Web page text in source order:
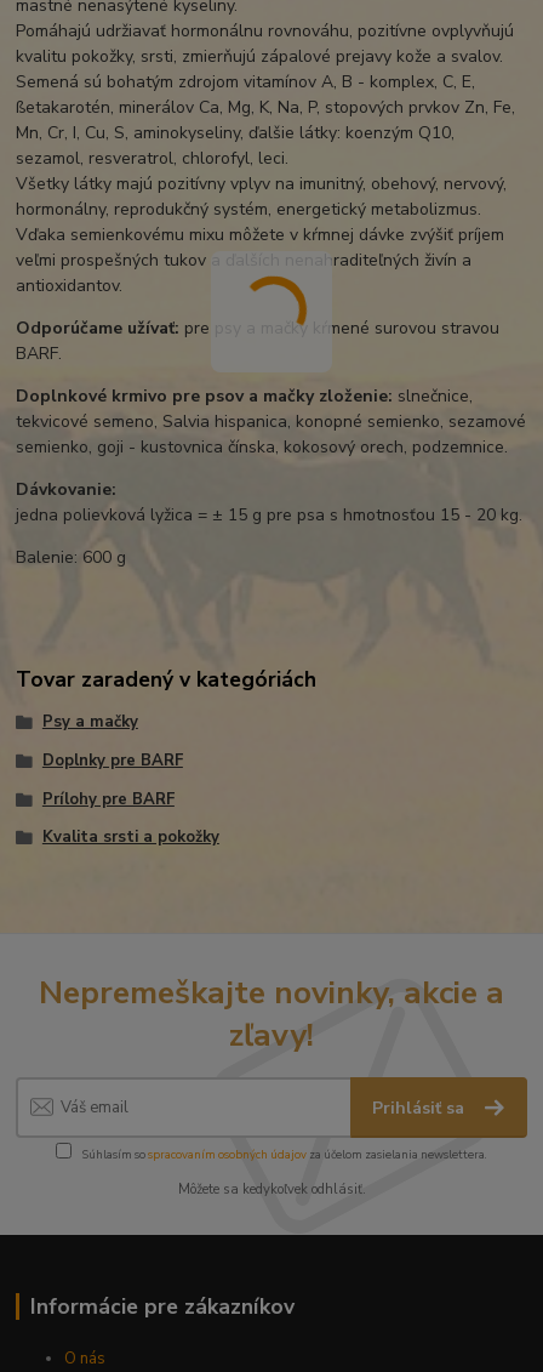
mastné nenasýtené kyseliny.
Pomáhajú udržiavať hormonálnu rovnováhu, pozitívne ovplyvňujú
kvalitu pokožky, srsti, zmierňujú zápalové prejavy kože a svalov.
Semená sú bohatým zdrojom vitamínov A, B - komplex, C, E,
ßetakarotén, minerálov Ca, Mg, K, Na, P, stopových prvkov Zn, Fe,
Mn, Cr, I, Cu, S, aminokyseliny, ďalšie látky: koenzým Q10,
sezamol, resveratrol, chlorofyl, leci.
Všetky látky majú pozitívny vplyv na imunitný, obehový, nervový,
hormonálny, reprodukčný systém, energetický metabolizmus.
Vďaka semienkovému mixu môžete v kŕmnej dávke zvýšiť príjem
veľmi prospešných tukov a ďalších nenahraditeľných živín a
antioxidantov.
Odporúčame užívať: pre psy a mačky kŕmené surovou stravou
BARF.
Doplnkové krmivo pre psov a mačky zloženie: slnečnice,
tekvicové semeno, Salvia hispanica, konopné semienko, sezamové
semienko, goji - kustovnica čínska, kokosový orech, podzemnice.
Dávkovanie:
jedna polievková lyžica = ± 15 g pre psa s hmotnosťou 15 - 20 kg.
Balenie: 600 g
Tovar zaradený v kategóriách
Psy a mačky
Doplnky pre BARF
Prílohy pre BARF
Kvalita srsti a pokožky
Nepremeškajte novinky, akcie a
zľavy!
Prihlásiť sa
Súhlasím sospracovaním osobných údajov za účelom zasielania newslettera.
Môžete sa kedykoľvek odhlásiť.
Informácie pre zákazníkov
O nás